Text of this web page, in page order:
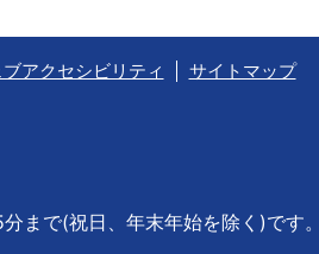
アクセシビリティ サイトマップ
まで(祝日、年末年始を除く)です。